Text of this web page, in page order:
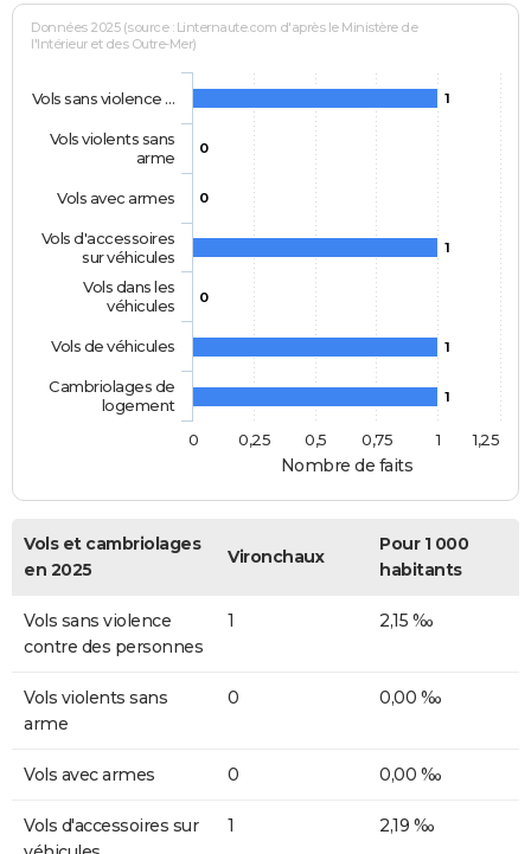
Nombre de faits
Données 2025 (source : Linternaute.com d'après le Ministère de
l'Intérieur et des Outre-Mer)
1
0
0
1
0
1
1
Vols sans violence …
Vols violents sans
arme
Vols avec armes
Vols d'accessoires
sur véhicules
Vols dans les
véhicules
Vols de véhicules
Cambriolages de
logement
0
1
0,25 0,5 0,75 1,25
Vols et cambriolages
en 2025
Vironchaux
Pour 1 000
habitants
Vols sans violence
contre des personnes
1 2,15 ‰
Vols violents sans
arme
0 0,00 ‰
Vols avec armes 0 0,00 ‰
Vols d'accessoires sur
1 2,19 ‰